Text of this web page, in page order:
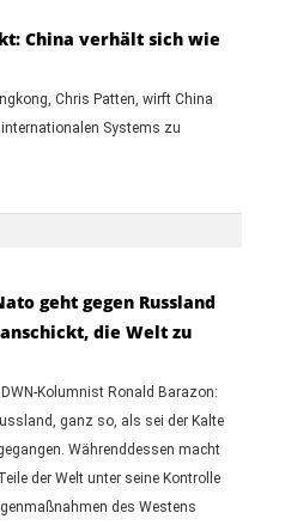
China verhält sich wie
Chris Patten, wirft China
Systems zu
geht gegen Russland
die Welt zu
Kolumnist Ronald Barazon:
ganz so, als sei der Kalte
Währenddessen macht
der Welt unter seine Kontrolle
des Westens